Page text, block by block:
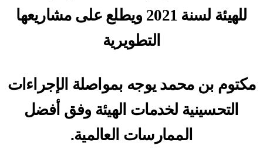
للهيئة لسنة 2021 ويطلع على مشاريعها
التطويرية
مكتوم بن محمد يوجه بمواصلة الإجراءات
التحسينية لخدمات الهيئة وفق أفضل
الممارسات العالمية.